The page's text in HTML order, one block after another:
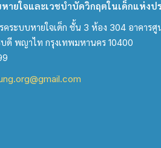
ายใจและเวชบำบัดวิกฤตในเด็กแห่งป
คระบบหายใจเด็ก ชั้น 3 ห้อง 304 อาคาร
บดี พญาไท กรุงเทพมหานคร 10400